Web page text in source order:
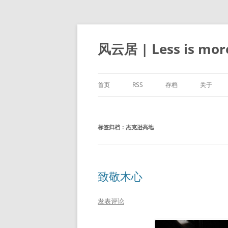
跳
正
文
风云居 | Less is
首页 RSS 存档 关于
标签归档： 杰克逊高地
致敬木心
发表评论